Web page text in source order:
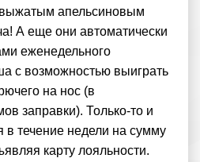
апельсиновым
А еще они автоматически
еженедельного
с возможностью выиграть
на нос (в
заправки). Только-то и
в течение недели на сумму
карту лояльности.